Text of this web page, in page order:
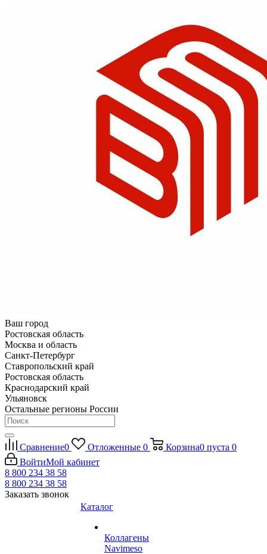
Ваш город
Ростовская область
Москва и область
Санкт-Петербург
Ставропольский край
Ростовская область
Краснодарский край
Ульяновск
Остальные регионы России
Сравнение0 Отложенные 0 Корзина0 пуста 0
ВойтиМой кабинет
8 800 234 38 58
8 800 234 38 58
Заказать звонок
Каталог
Коллагены
Navimeso